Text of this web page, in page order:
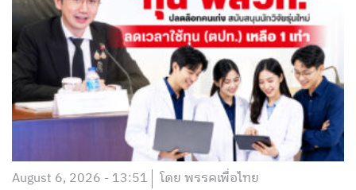
August 6, 2026 - 13:51 โดย พรรคเพื่อไทย